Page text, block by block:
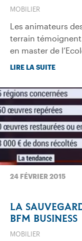
MOBILIER
Les animateurs
terrain
en master de
LIRE LA SUITE
24 FÉVRIER 2015
LA
BFM BUSINESS
MOBILIER